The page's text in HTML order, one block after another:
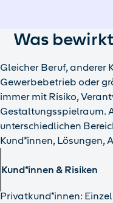
Was
Gleicher Beruf, anderer
Gewerbebetrieb oder
immer mit Risiko,
Gestaltungsspielraum.
unterschiedlichen
Kund*innen, Lösungen,
Kund*innen & Risiken
Privatkund*innen: